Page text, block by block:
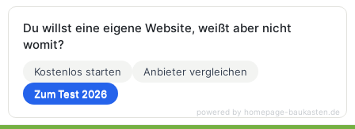
Du willst eine eigene Website, weißt aber nicht
womit?
Kostenlos starten
Anbieter vergleichen
Zum Test 2026
powered by homepage-baukasten.de